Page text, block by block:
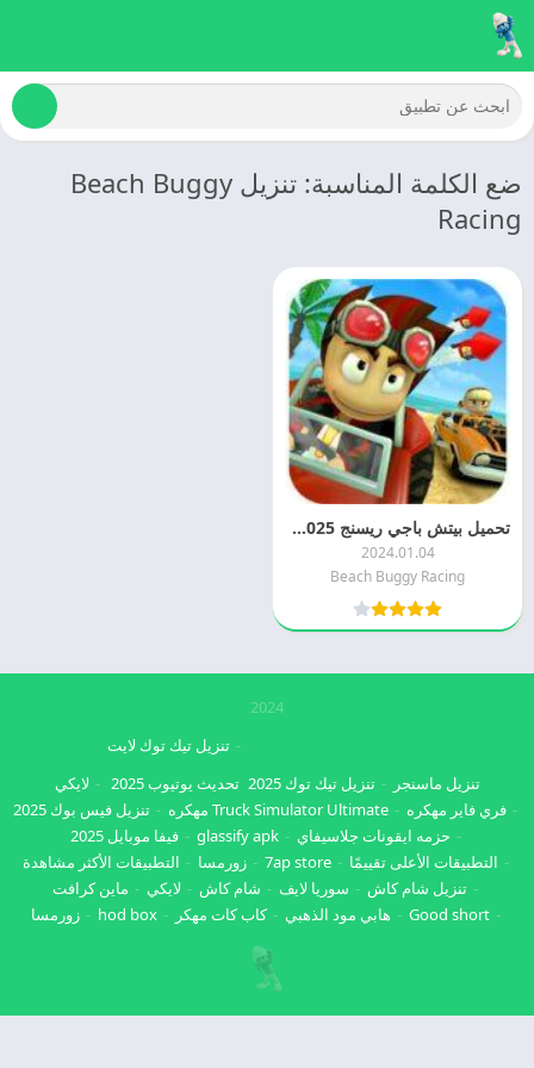
ضع الكلمة المناسبة: تنزيل Beach Buggy
Racing
تحميل بيتش باجي ريسنج 2025 Beach Buggy Racing مهكره مجانا
2024.01.04
Beach Buggy Racing
2024
تنزيل ماسنجر تنزيل تيك توك 2025
تنزيل تيك توك لايت
تحديث يوتيوب 2025
لايكي
فري فاير مهكره
Truck Simulator Ultimate مهكره
تنزيل فيس بوك 2025
حزمه ايقونات جلاسيفاي
glassify apk
فيفا موبايل 2025
التطبيقات الأعلى تقييمًا
7ap store زورمسا
التطبيقات الأكثر مشاهدة
تنزيل شام كاش
سوريا لايف شام كاش لايكي
ماين كرافت
Good short
هابي مود الذهبي كاب كات مهكر hod box زورمسا